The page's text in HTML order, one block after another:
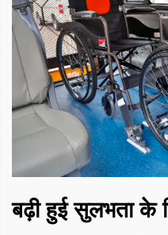
बढ़ी हुई सुलभता के